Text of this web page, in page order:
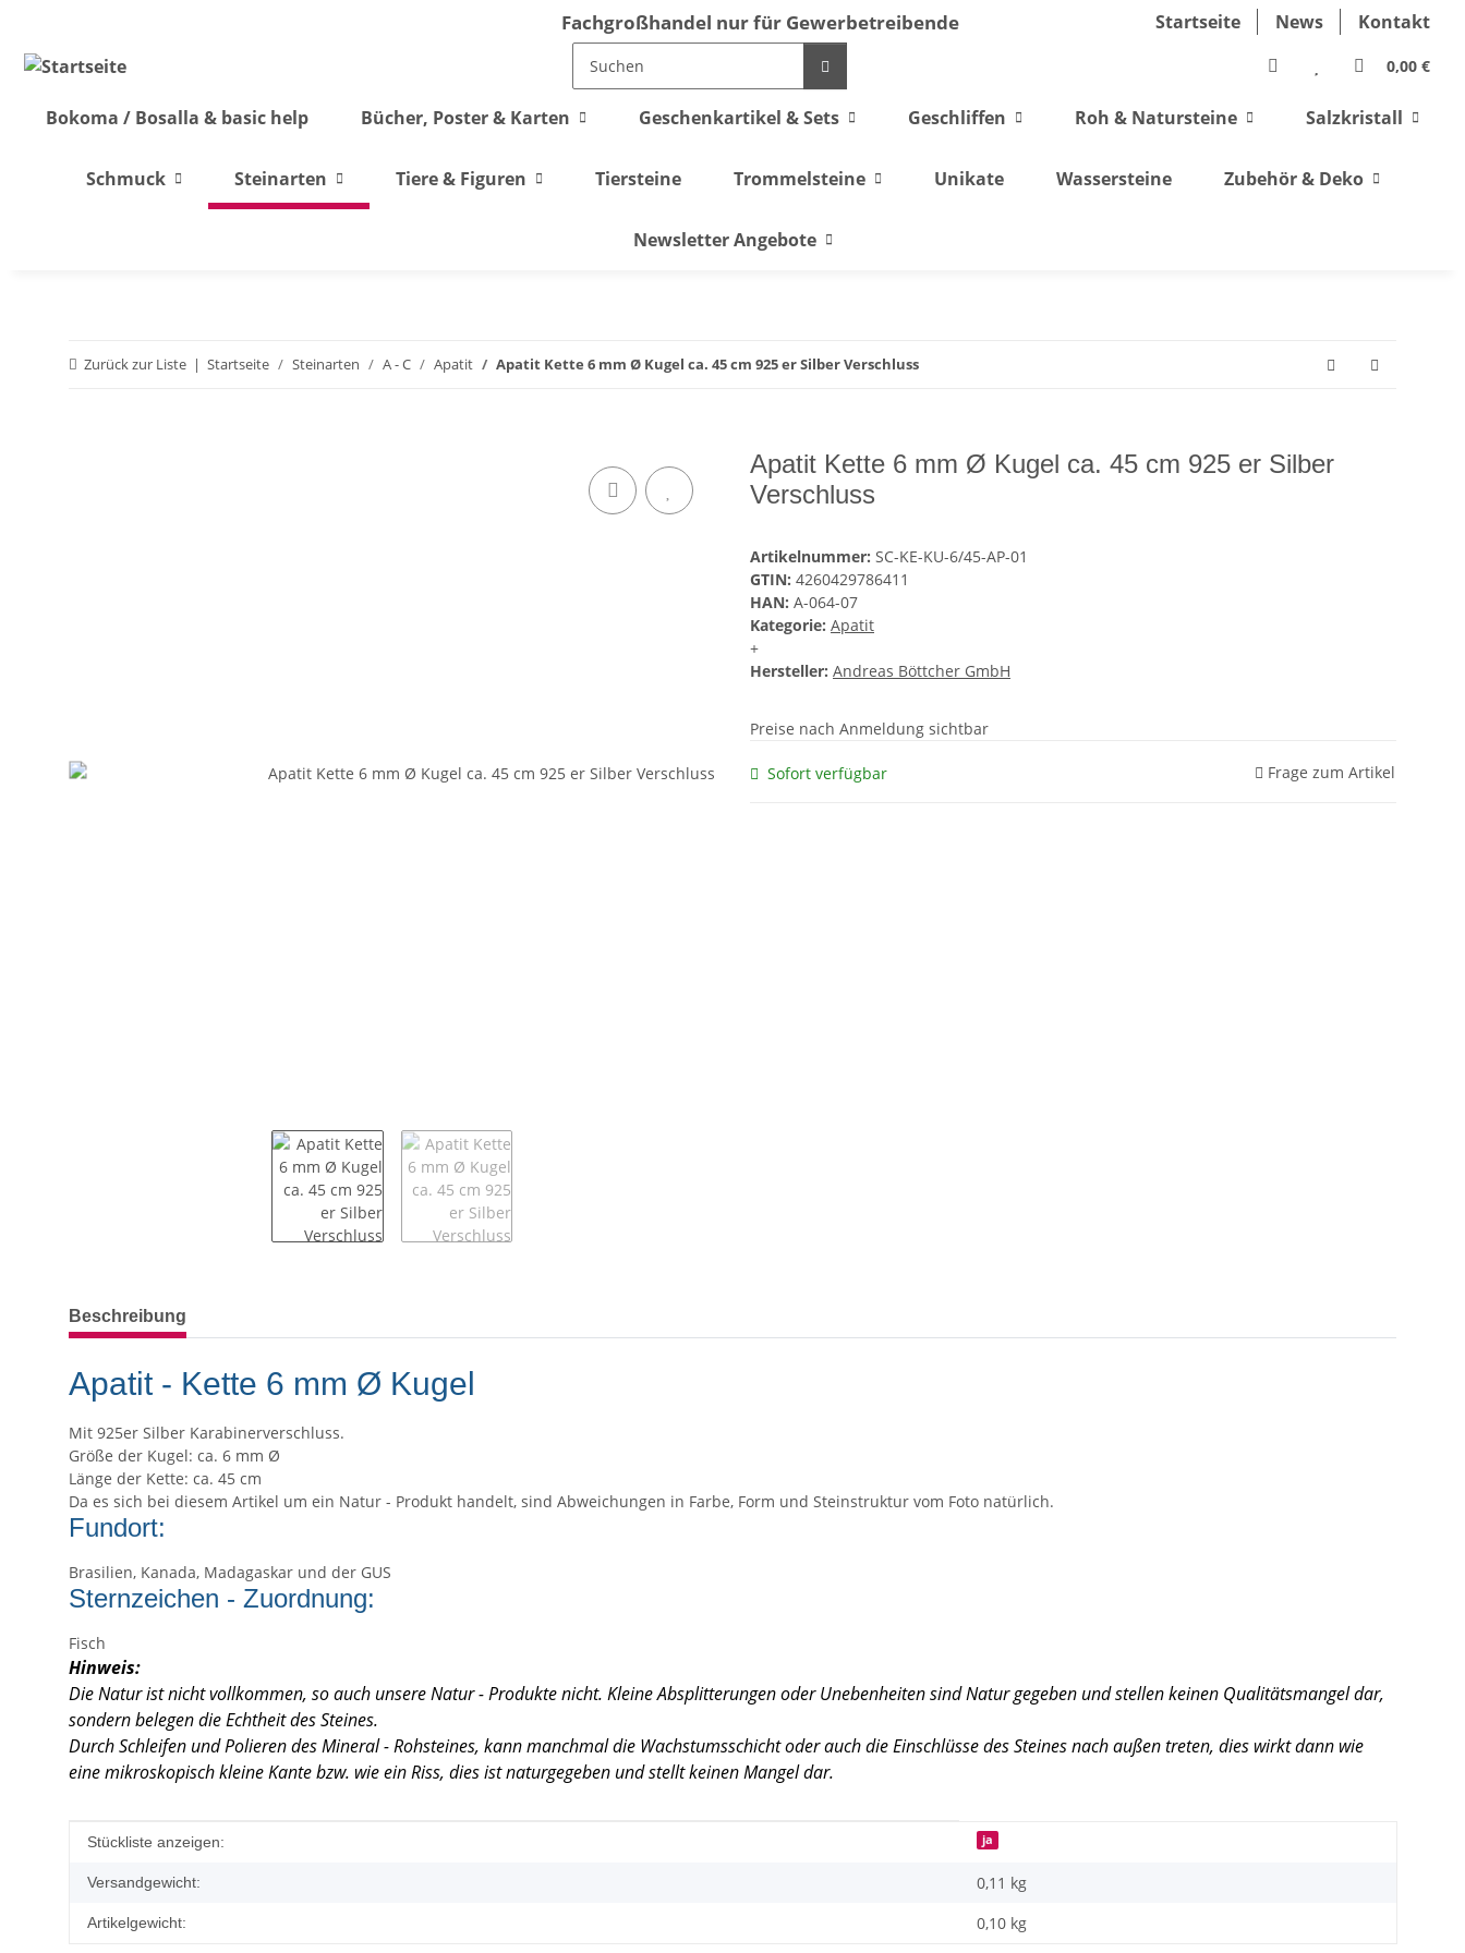
Fachgroßhandel nur für Gewerbetreibende Startseite News Kontakt
0,00 €
Bokoma / Bosalla & basic help Bücher, Poster & Karten Geschenkartikel & Sets Geschliffen Roh & Natursteine Salzkristall
Schmuck Steinarten Tiere & Figuren Tiersteine Trommelsteine Unikate Wassersteine Zubehör & Deko
Newsletter Angebote
Zurück zur Liste Startseite Steinarten A - C Apatit Apatit Kette 6 mm Ø Kugel ca. 45 cm 925 er Silber Verschluss
Apatit Kette 6 mm Ø Kugel ca. 45 cm 925 er Silber
Verschluss
Artikelnummer: SC-KE-KU-6/45-AP-01
GTIN: 4260429786411
HAN: A-064-07
Kategorie: Apatit
+
Hersteller: Andreas Böttcher GmbH
Preise nach Anmeldung sichtbar
Sofort verfügbar Frage zum Artikel
weitere Registerkarten anzeigen
Beschreibung
Apatit - Kette 6 mm Ø Kugel
Mit 925er Silber Karabinerverschluss.
Größe der Kugel: ca. 6 mm Ø
Länge der Kette: ca. 45 cm
Da es sich bei diesem Artikel um ein Natur - Produkt handelt, sind Abweichungen in Farbe, Form und Steinstruktur vom Foto natürlich.
Fundort:
Brasilien, Kanada, Madagaskar und der GUS
Sternzeichen - Zuordnung:
Fisch
Hinweis:
Die Natur ist nicht vollkommen, so auch unsere Natur - Produkte nicht. Kleine Absplitterungen oder Unebenheiten sind Natur gegeben und stellen keinen Qualitätsmangel dar,
sondern belegen die Echtheit des Steines.
Durch Schleifen und Polieren des Mineral - Rohsteines, kann manchmal die Wachstumsschicht oder auch die Einschlüsse des Steines nach außen treten, dies wirkt dann wie
eine mikroskopisch kleine Kantebzw. wie ein Riss, dies ist naturgegeben und stellt keinen Mangel dar.
Produkteigenschaft
Wert
Stückliste anzeigen: ja
Versandgewicht: 0,11 kg
Artikelgewicht: 0,10 kg